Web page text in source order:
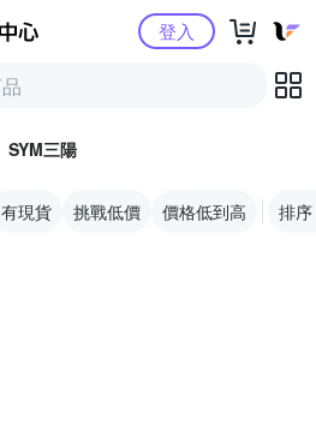
Yahoo購物中心登入
SYM三陽
有現貨 挑戰低價 價格低到高 排序